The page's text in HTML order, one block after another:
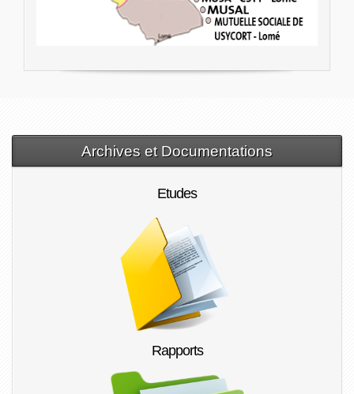
Archives et Documentations
Etudes
Rapports